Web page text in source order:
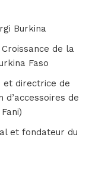
Burkina
de la
Faso
et directrice de
d’accessoires de
et fondateur du